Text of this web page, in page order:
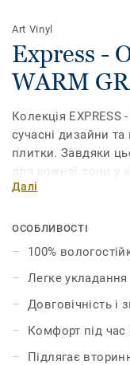
Art Vinyl
Express -
WARM
Колекція EXPRESS
сучасні дизайни
плитки. Завдяки
для кожної зони у
стилів.
Захисний шар зі
термін
сторін надає
дерев'яних планок
Далі
ОСОБЛИВОСТІ
100%
Легке укладання
Довговічність і
Комфорт під час
Підлягає